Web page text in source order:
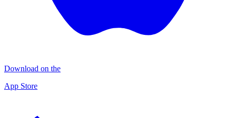
Download on the
App Store